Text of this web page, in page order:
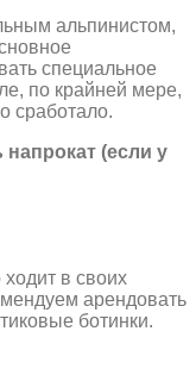
альпинистом,
специальное
по крайней мере,
сработало.
(если у
в своих
арендовать
ботинки.